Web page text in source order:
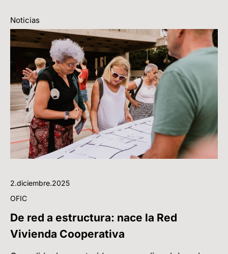
Noticias
2.diciembre.2025
OFIC
De red a estructura: nace la Red
Vivienda Cooperativa